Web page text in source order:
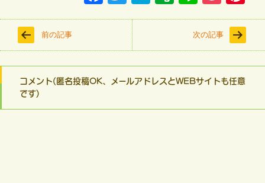
前の記事 次の記事
コメント(匿名投稿OK、メールアドレスとWEBサイトも任意
です)